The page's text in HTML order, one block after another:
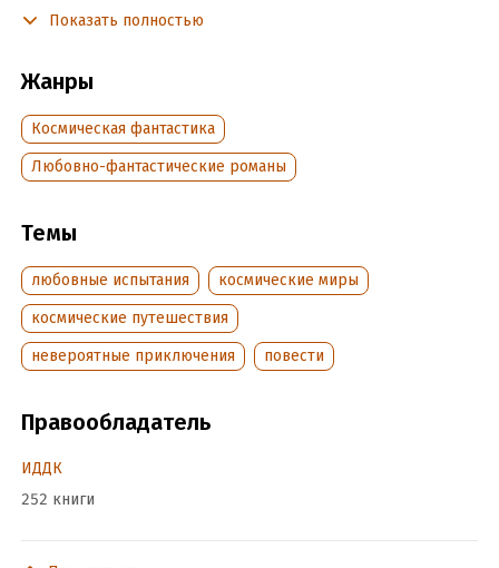
Подробная информация
Объем:512122
Год издания: 2018
Показать полностью
Жанры
Космическая фантастика
Любовно-фантастические романы
Темы
любовные испытания
космические миры
космические путешествия
невероятные приключения
повести
Правообладатель
ИДДК
252 книги